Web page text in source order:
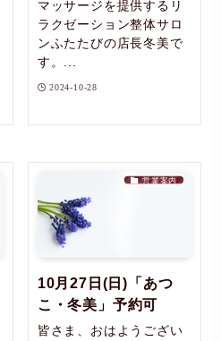
マッサージを提供するリ
ラクゼーション整体サロ
ンふたたびの店長冬美で
す。...
2024-10-28
営業案内
10月27日(日)「あつ
こ・冬美」予約可
皆さま、おはようござい